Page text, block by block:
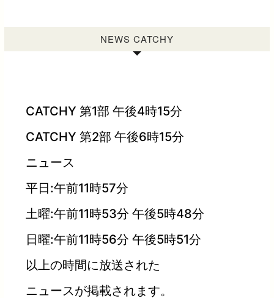
NEWS CATCHY
CATCHY 第1部 午後4時15分
CATCHY 第2部 午後6時15分
ニュース
平日:午前11時57分
土曜:午前11時53分 午後5時48分
日曜:午前11時56分 午後5時51分
以上の時間に放送された
ニュースが掲載されます。